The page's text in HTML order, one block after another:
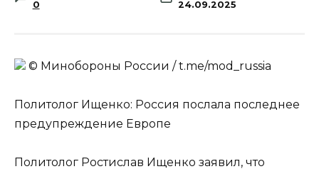
0 24.09.2025
© Минобороны России / t.me/mod_russia
Политолог Ищенко: Россия послала последнее
предупреждение Европе
Политолог Ростислав Ищенко заявил, что